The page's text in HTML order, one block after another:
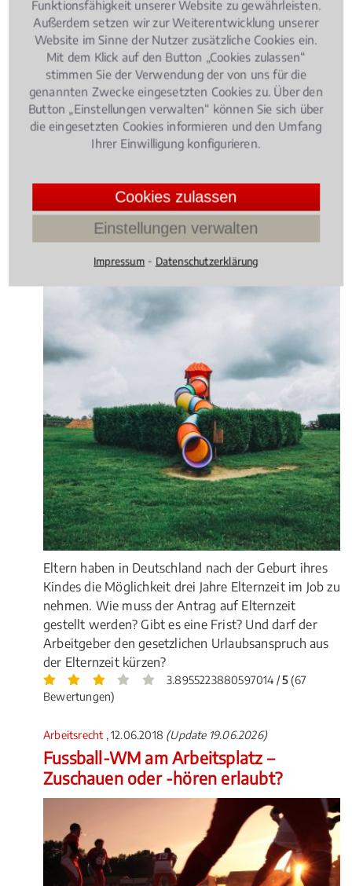
Arbeitsrecht, 09.05.2018(Update 08.07.2026)
Elternzeit: Worauf Arbeitnehmer
achten müssen!
Eltern haben in Deutschland nach der Geburt ihres
Kindes die Möglichkeit drei Jahre Elternzeit im Job zu
nehmen. Wie muss der Antrag auf Elternzeit
gestellt werden? Gibt es eine Frist? Und darf der
Arbeitgeber den gesetzlichen Urlaubsanspruch aus
der Elternzeit kürzen?
3.8955223880597014 /5(67
Bewertungen)
Arbeitsrecht , 12.06.2018 (Update 19.06.2026)
Fussball-WM am Arbeitsplatz –
Zuschauen oder -hören erlaubt?
Funktionsfähigkeit unserer Website zu gewährleisten.
Außerdem setzen wir zur Weiterentwicklung unserer
Website im Sinne der Nutzer zusätzliche Cookies ein.
Mit dem Klick auf den Button „Cookies zulassen“
stimmen Sie der Verwendung der von uns für die
genannten Zwecke eingesetzten Cookies zu. Über den
Button „Einstellungen verwalten“ können Sie sich über
die eingesetzten Cookies informieren und den Umfang
Ihrer Einwilligung konfigurieren.
Cookies zulassen
Einstellungen verwalten
Impressum ⁃ Datenschutzerklärung